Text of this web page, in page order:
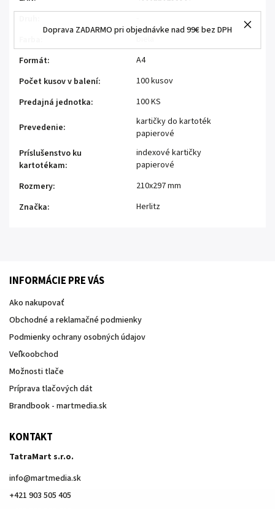
Doprava ZADARMO pri objednávke nad 99€ bez DPH
Formát:
A4
Počet kusov v balení:
100 kusov
Predajná jednotka: 100 KS
Prevedenie:
kartičky do kartoték
papierové
Príslušenstvo ku
kartotékam:
indexové kartičky
papierové
Rozmery:
210x297 mm
Značka: Herlitz
INFORMÁCIE PRE VÁS
Ako nakupovať
Obchodné a reklamačné podmienky
Podmienky ochrany osobných údajov
Veľkoobchod
Možnosti tlače
Príprava tlačových dát
Brandbook - martmedia.sk
KONTAKT
TatraMart s.r.o.
info@martmedia.sk
+421 903 505 405